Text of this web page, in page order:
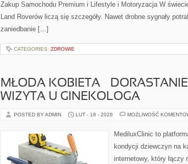
Zakup Samochodu Premium i Lifestyle i Motoryzacja W
Land Roverów liczą się szczegóły. Nawet drobne sygnały
zaniedbanie […]
CATEGORIES: ZDROWIE
MŁODA KOBIETA –
WIZYTA U GINEKOLOGA
POSTED BY ADMIN LUT - 18 - 2026 MOŻLIWOŚĆ
MediluxClinic to
kondycji dziewczyn na
internetowy, który łączy